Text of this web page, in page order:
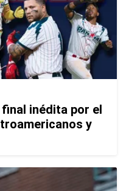
inédita por el
y